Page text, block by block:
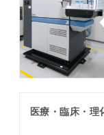
医療・臨床・理